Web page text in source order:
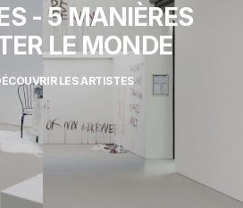
- 5 MANIÈRES
LE MONDE
LES ARTISTES